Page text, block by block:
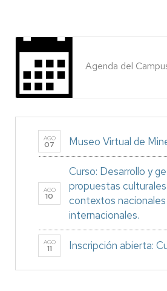
Agenda del
AGO
07 Museo Virtual de
AGO
10
Curso: Desarrollo y
propuestas
contextos
internacionales.
AGO
11 Inscripción abierta: